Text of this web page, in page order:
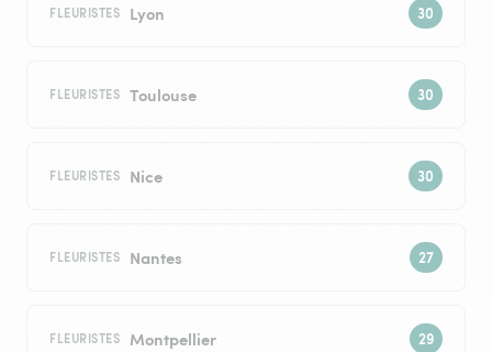
FLEURISTES Lyon
FLEURISTES Toulouse
FLEURISTES Nice
FLEURISTES Nantes
FLEURISTES Montpellier